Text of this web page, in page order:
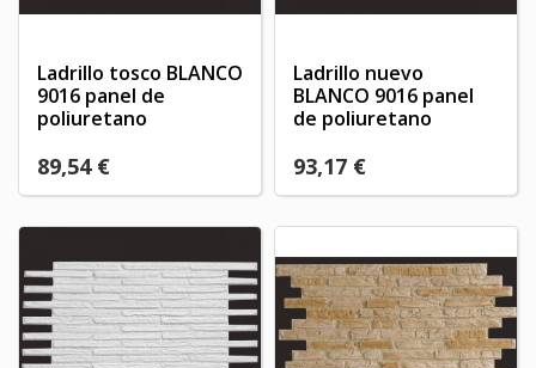
Ladrillo tosco BLANCO
9016 panel de
poliuretano
89,54 €
Ladrillo nuevo
BLANCO 9016 panel
de poliuretano
93,17 €